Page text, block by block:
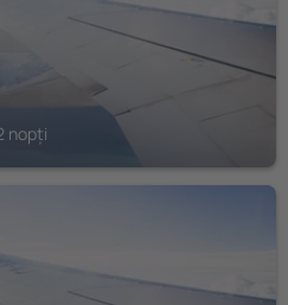
nopți